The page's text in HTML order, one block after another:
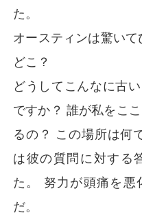
た。
オースティンは驚い
どこ？
どうしてこんなに古
ですか？ 誰が私をこ
るの？ この場所は何
は彼の質問に対する
た。 努力が頭痛を悪
だ。